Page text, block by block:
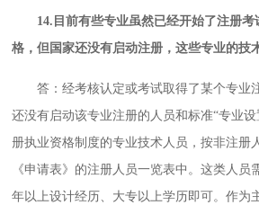
14.目前有些专业虽然已经开始了注册
格，但国家还没有启动注册，这些专业的技
答：经考核认定或考试取得了某个专业
还没有启动该专业注册的人员和标准“专业
册执业资格制度的专业技术人员，按非注册
《申请表》的注册人员一览表中。这类人员
年以上设计经历、大专以上学历即可。作为